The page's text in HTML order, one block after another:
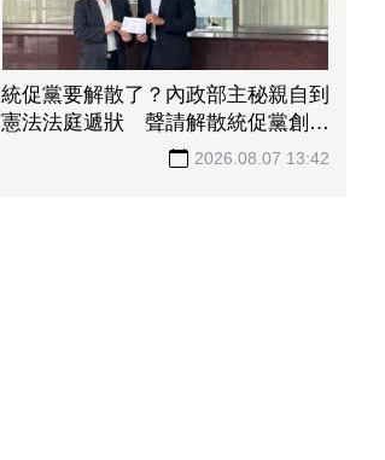
統促黨要解散了？內政部主秘親自到
憲法法庭遞狀 聲請解散統促黨創下
2026.08.07 13:42